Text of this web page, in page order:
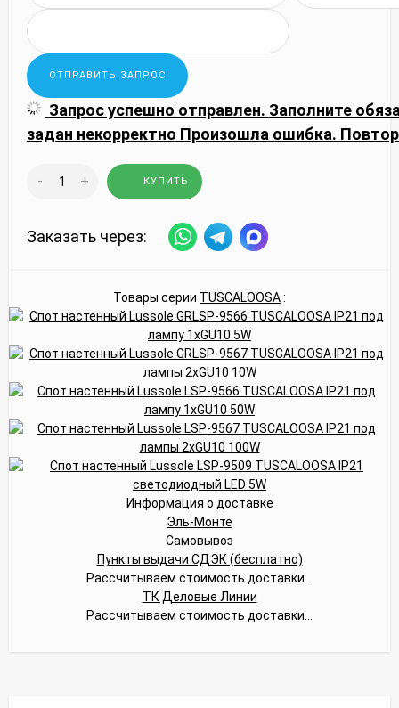
Запрос успешно отправлен. Заполните
задан некорректно Произошла ошибка.
- + КУПИТЬ
Заказать через:
Товары серии TUSCALOOSA:
Информация о доставке
Эль-Монте
Самовывоз
Пункты выдачи СДЭК (бесплатно)
Рассчитываем стоимость доставки...
ТК Деловые Линии
Рассчитываем стоимость доставки...